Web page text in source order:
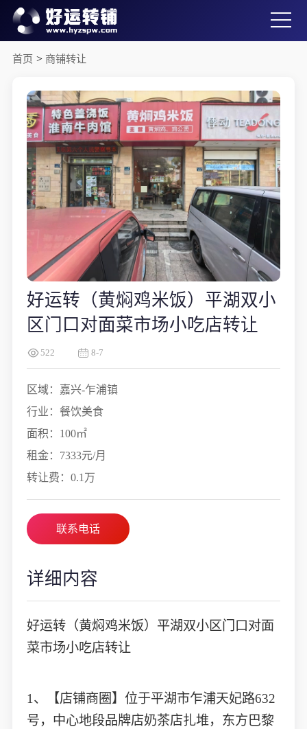
首页 > 商铺转让
好运转（黄焖鸡米饭）平湖双小
区门口对面菜市场小吃店转让
522 8-7
区域：嘉兴-乍浦镇
行业：餐饮美食
面积：100㎡
租金：7333元/月
转让费：0.1万
联系电话
详细内容
好运转（黄焖鸡米饭）平湖双小区门口对面
菜市场小吃店转让
1、【店铺商圈】位于平湖市乍浦天妃路632
号，中心地段品牌店奶茶店扎堆，东方巴黎